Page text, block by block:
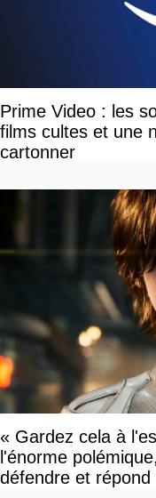
Prime Video : les
films cultes et une
cartonner
« Gardez cela à
l'énorme
défendre et